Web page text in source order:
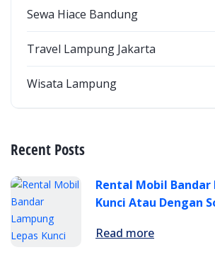
Sewa Hiace Bandung
Travel Lampung Jakarta
Wisata Lampung
Recent Posts
Rental Mobil Bandar
Kunci Atau Dengan
Read more